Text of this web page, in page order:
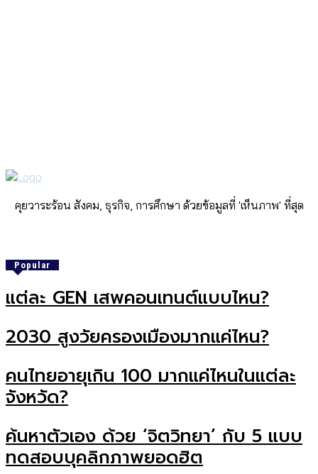
คุยวาระร้อน สังคม, ธุรกิจ, การศึกษา ด้วยข้อมูลที่ 'เห็นภาพ' ที่สุด
Popular
แต่ละ GEN เสพคอนเทนต์แบบไหน?
2030 สูงวัยครองเมืองมากแค่ไหน?
คนไทยอายุเกิน 100 มากแค่ไหนในแต่ละ
จังหวัด?
ค้นหาตัวเอง ด้วย ‘จิตวิทยา’ กับ 5 แบบ
ทดสอบบุคลิกภาพยอดฮิต